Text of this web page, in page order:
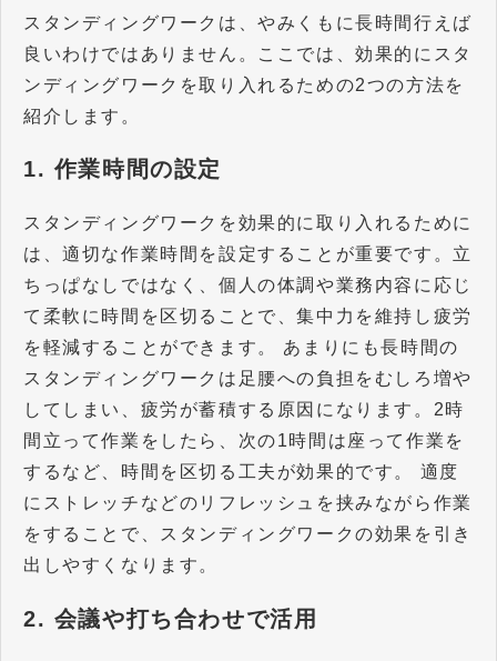
スタンディングワークは、やみくもに長時間行えば
良いわけではありません。ここでは、効果的にスタ
ンディングワークを取り入れるための2つの方法を
紹介します。
1. 作業時間の設定
スタンディングワークを効果的に取り入れるために
は、適切な作業時間を設定することが重要です。立
ちっぱなしではなく、個人の体調や業務内容に応じ
て柔軟に時間を区切ることで、集中力を維持し疲労
を軽減することができます。 あまりにも長時間の
スタンディングワークは足腰への負担をむしろ増や
してしまい、疲労が蓄積する原因になります。2時
間立って作業をしたら、次の1時間は座って作業を
するなど、時間を区切る工夫が効果的です。 適度
にストレッチなどのリフレッシュを挟みながら作業
をすることで、スタンディングワークの効果を引き
出しやすくなります。
2. 会議や打ち合わせで活用